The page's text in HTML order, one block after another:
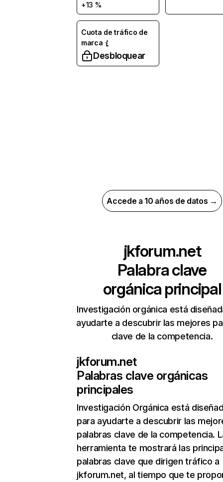
+13 %
Cuota de tráfico de
marca
Desbloquear
Accede a 10 años de datos →
jkforum.net
Palabra clave
orgánica principal
Investigación orgánica está
ayudarte a descubrir las mejores
clave de la competencia.
jkforum.net
Palabras clave orgánicas
principales
Investigación Orgánica está
para ayudarte a descubrir las
palabras clave de la competencia.
herramienta te mostrará las
palabras clave que dirigen tráfico a
jkforum.net, al tiempo que te